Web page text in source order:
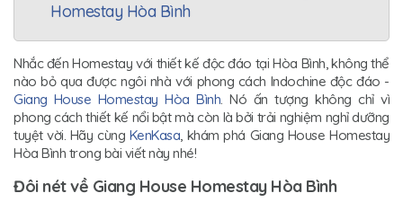
Homestay Hòa Bình
Nhắc đến Homestay với thiết kế độc đáo tại Hòa Bình, không thể
nào bỏ qua được ngôi nhà với phong cách Indochine độc đáo -
Giang House Homestay Hòa Bình. Nó ấn tượng không chỉ vì
phong cách thiết kế nổi bật mà còn là bởi trải nghiệm nghỉ dưỡng
tuyệt vời. Hãy cùng KenKasa, khám phá Giang House Homestay
Hòa Bình trong bài viết này nhé!
Đôi nét về Giang House Homestay Hòa Bình